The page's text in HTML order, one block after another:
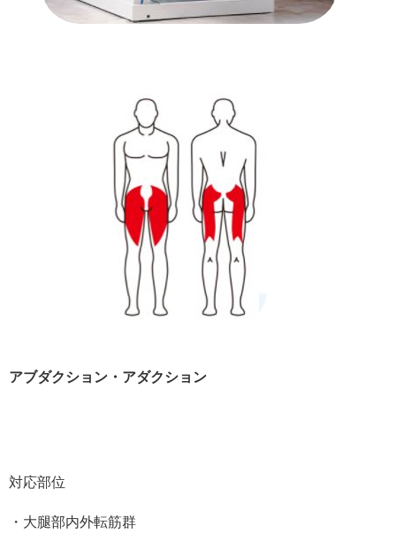
アブダクション・アダクション
対応部位
・大腿部内外転筋群